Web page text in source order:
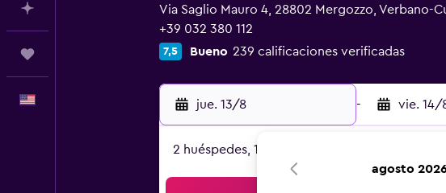
Via Saglio Mauro 4, 28802 Mergozzo, Verbano-
+39 032 380 112
7,5 Bueno 239 calificaciones verificadas
jue. 13/8 - vie. 14/
2 huéspedes, 1 habitación
agosto